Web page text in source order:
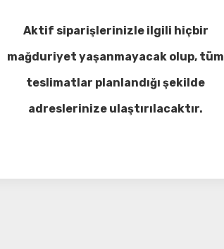
Aktif siparişlerinizle ilgili hiçbir
mağduriyet yaşanmayacak olup, tüm
teslimatlar planlandığı şekilde
adreslerinize ulaştırılacaktır.